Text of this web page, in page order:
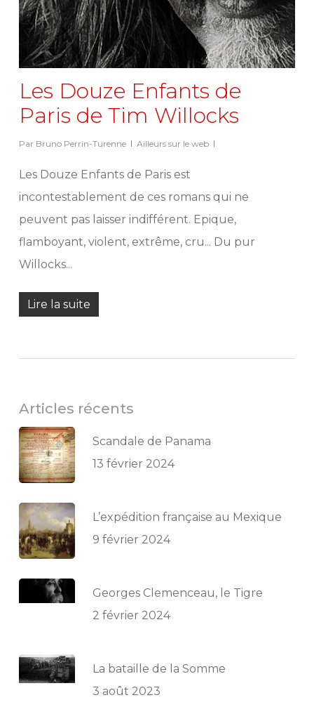
Les Douze Enfants de
Paris de Tim Willocks
Par Bruno Perrin-Turenne Ailleurs sur le web
Les Douze Enfants de Paris est
incontestablement de ces romans qui ne
peuvent pas laisser indifférent. Epique,
flamboyant, violent, extrême, cru... Du pur
Willocks...
Lire la suite
Articles récents
Scandale de Panama
13 février 2024
L’expédition française au Mexique
9 février 2024
Georges Clemenceau, le Tigre
2 février 2024
La bataille de la Somme
3 août 2023